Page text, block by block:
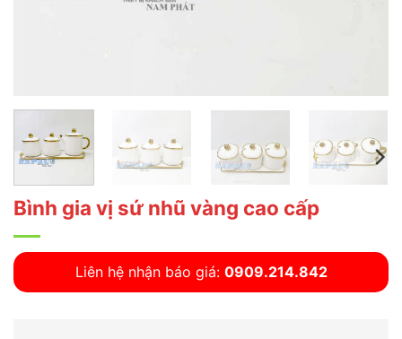
Bình gia vị sứ nhũ vàng cao cấp
Liên hệ nhận báo giá: 0909.214.842